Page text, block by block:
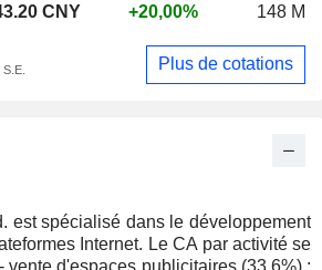
est spécialisé dans le développement
Internet. Le CA par activité se
CNY +20,00% 148 M
Plus de cotations